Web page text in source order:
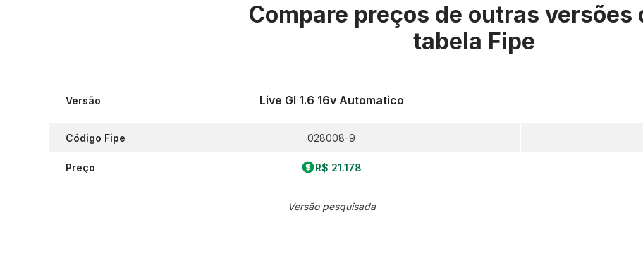
Compare preços de outras versões
tabela Fipe
Versão
Código Fipe
Preço
Live Gl 1.6 16v Automatico
028008-9
R$ 21.178
Versão pesquisada